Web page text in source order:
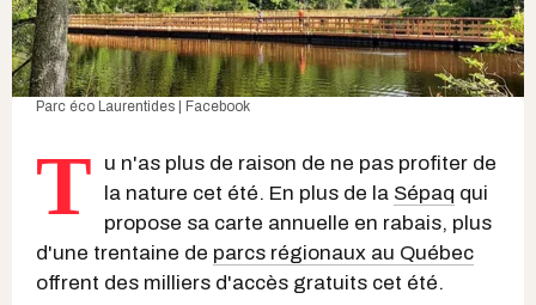
Parc éco Laurentides | Facebook
T
u n'as plus de raison de ne pas profiter de
la nature cet été. En plus de la Sépaq qui
propose sa carte annuelle en rabais, plus
d'une trentaine de parcs régionaux au Québec
offrent des milliers d'accès gratuits cet été.